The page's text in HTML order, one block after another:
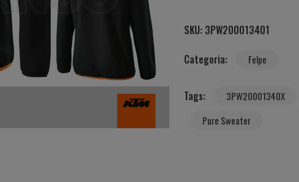
SKU: 3PW200013401
Categoria:
Felpe
Tags: 3PW20001340X
Pure Sweater